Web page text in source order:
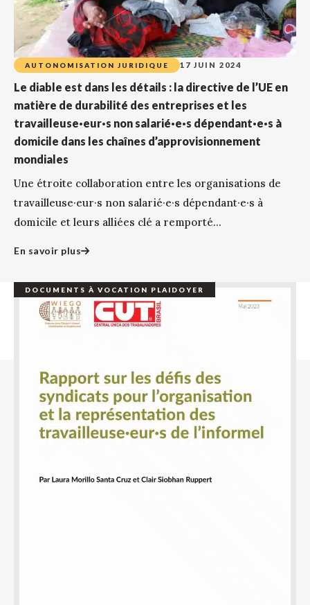
AUTONOMISATION JURIDIQUE 17 JUIN 2024
Le diable est dans les détails : la directive de l’UE en
matière de durabilité des entreprises et les
travailleuse·eur·s non salarié·e·s dépendant·e·s à
domicile dans les chaînes d’approvisionnement
mondiales
Une étroite collaboration entre les organisations de
travailleuse·eur·s non salarié·e·s dépendant·e·s à
domicile et leurs alliées clé a remporté...
En savoir plus
DOCUMENTS À VOCATION PLAIDOYER